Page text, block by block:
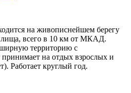
на живописнейшем берегу
всего в 10 км от МКАД.
территорию с
на отдых взрослых и
Работает круглый год.